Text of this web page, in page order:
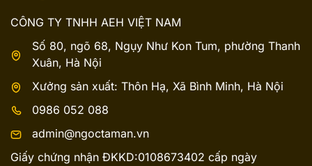
CÔNG TY TNHH AEH VIỆT NAM
Số 80, ngõ 68, Ngụy Như Kon Tum, phường Thanh
Xuân, Hà Nội
Xưởng sản xuất: Thôn Hạ, Xã Bình Minh, Hà Nội
0986 052 088
admin@ngoctaman.vn
Giấy chứng nhận ĐKKD:0108673402 cấp ngày